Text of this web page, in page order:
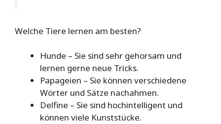
Welche Tiere lernen am besten?
Hunde – Sie sind sehr gehorsam und
lernen gerne neue Tricks.
Papageien – Sie können verschiedene
Wörter und Sätze nachahmen.
Delfine – Sie sind hochintelligent und
können viele Kunststücke.